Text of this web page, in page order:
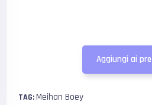
Aggiungi ai
TAG:Meihan Boey